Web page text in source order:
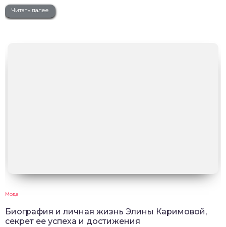
Читать далее
Мода
Биография и личная жизнь Элины Каримовой,
секрет ее успеха и достижения